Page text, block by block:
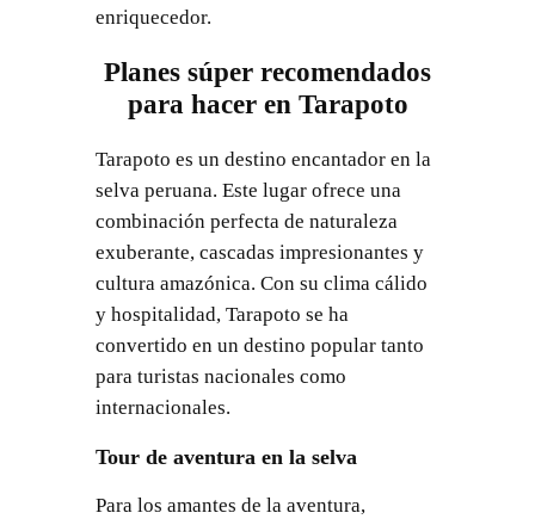
enriquecedor.
Planes súper recomendados
para hacer en Tarapoto
Tarapoto es un destino encantador en la
selva peruana. Este lugar ofrece una
combinación perfecta de naturaleza
exuberante, cascadas impresionantes y
cultura amazónica. Con su clima cálido
y hospitalidad, Tarapoto se ha
convertido en un destino popular tanto
para turistas nacionales como
internacionales.
Tour de aventura en la selva
Para los amantes de la aventura,